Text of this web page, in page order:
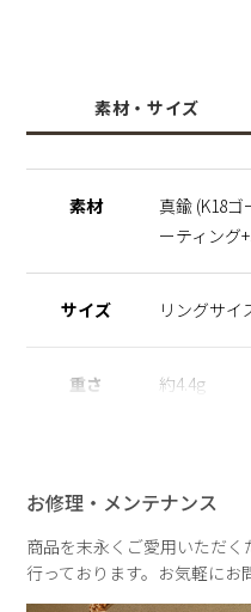
素材で大切な人へのプレゼ
ニッケルフリーのやさしい
も、自分へのご褒美にもお
※ニッケルフリー
金属製のアクセサリーに含
素材・サイズ
素材
真鍮 (K18
ーティング
サイズ リングサイ
重さ 約4.4g
お修理・メンテナンス
商品を末永くご愛用いただ
行っております。お気軽にお